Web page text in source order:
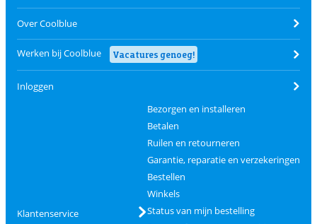
Over Coolblue
Werken bij Coolblue Vacatures genoeg!
Inloggen
Klantenservice
Bezorgen en installeren
Betalen
Ruilen en retourneren
Garantie, reparatie en verzekeringen
Bestellen
Winkels
Status van mijn bestelling